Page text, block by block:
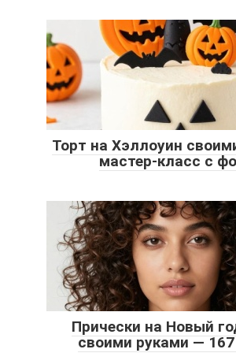
Торт на Хэллоуин
мастер-класс с
Прически на Новый
своими руками —